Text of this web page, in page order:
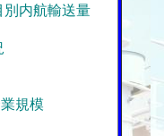
別内航輸送量
規模